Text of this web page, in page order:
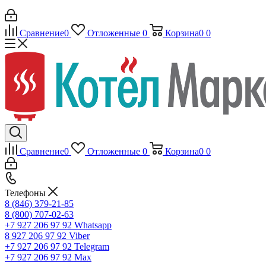
Сравнение0 Отложенные 0 Корзина0 0
Сравнение0 Отложенные 0 Корзина0 0
Телефоны
8 (846) 379-21-85
8 (800) 707-02-63
+7 927 206 97 92 Whatsapp
8 927 206 97 92 Viber
+7 927 206 97 92 Telegram
+7 927 206 97 92 Max